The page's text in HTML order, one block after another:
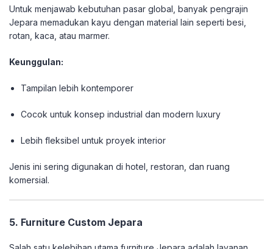
Untuk menjawab kebutuhan pasar global, banyak pengrajin
Jepara memadukan kayu dengan material lain seperti besi,
rotan, kaca, atau marmer.
Keunggulan:
Tampilan lebih kontemporer
Cocok untuk konsep industrial dan modern luxury
Lebih fleksibel untuk proyek interior
Jenis ini sering digunakan di hotel, restoran, dan ruang
komersial.
5. Furniture Custom Jepara